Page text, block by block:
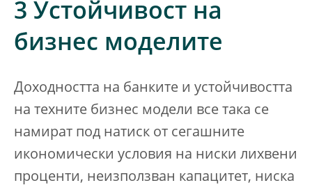
3 Устойчивост на
бизнес моделите
Доходността на банките и устойчивостта
на техните бизнес модели все така се
намират под натиск от сегашните
икономически условия на ниски лихвени
проценти, неизползван капацитет, ниска